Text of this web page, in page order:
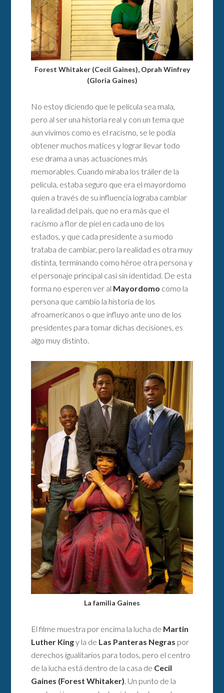
Forest Whitaker (Cecil Gaines), Oprah Winfrey
(Gloria Gaines)
No estoy diciendo que le película sea mala,
pero al ser una historia real y con un tema que
aun vivimos como es el racismo, se le podía
obtener muchos matices y lograr llevar todo
ese drama a unas actuaciones más
memorables. Cuando miraba los tráiler de la
película, estaba seguro que era el mayordomo
quien a través de su influencia lograba cambiar
la realidad del país, que no era más que el
racismo a flor de piel en cada uno de los
estados, y que cada presidente a su modo
trataba de cambiar, pero la realidad es otra muy
distinta, terminando como héroe otra persona y
el personaje principal casi sin identidad. De esta
forma no esperen ver al Mayordomo como la
persona que cambio la historia de los
afroamericanos o que influyo ante uno de los
presidentes para tomar dichas decisiones, es
algo muy distinto.
La familia Gaines
El filme muestra por encima la lucha de Martin
Luther Kingy la de Las Panteras Negras por
derechos igualitarios para todos, pero el centro
de la lucha está dentro de la casa de Cecil
Gaines (Forest Whitaker). Un punto de la